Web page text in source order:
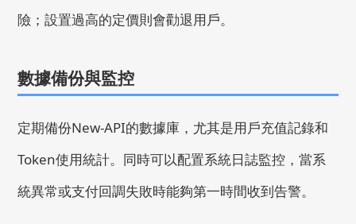
險；設置過高的定價則會勸退用戶。
數據備份與監控
定期備份New-API的數據庫，尤其是用戶充值記錄和
Token使用統計。同時可以配置系統日誌監控，當系
統異常或支付回調失敗時能夠第一時間收到告警。